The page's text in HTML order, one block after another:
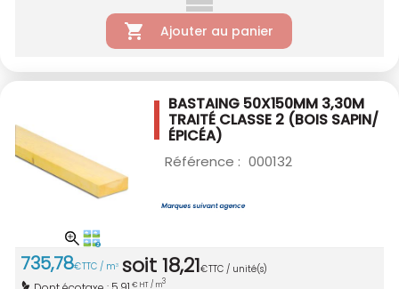
Ajouter au panier
BASTAING 50X150MM 3,30M
TRAITÉ CLASSE 2 (BOIS SAPIN/
ÉPICÉA)
Référence : 000132
735,78€TTC / m3 soit18,21€TTC / unité(s)
€ HT / m3